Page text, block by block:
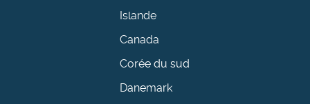
Islande
Canada
Corée du sud
Danemark